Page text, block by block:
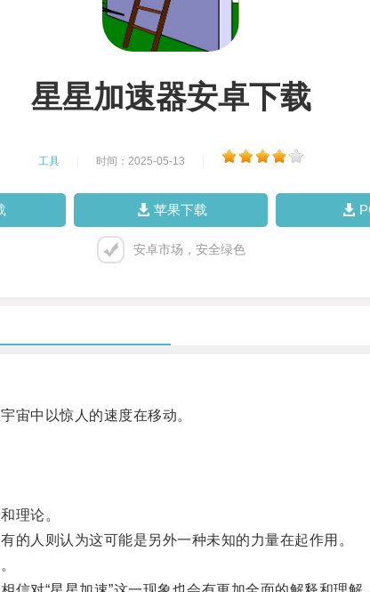
星星加速器安卓下载
工具 时间：2025-05-13
苹果下载
安卓市场，安全绿色
中以惊人的速度在移动。
理论。
人则认为这可能是另外一种未知的力量在起作用。